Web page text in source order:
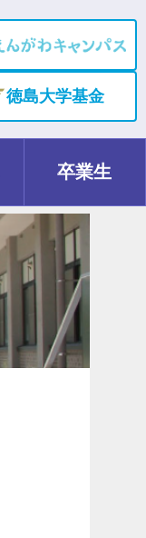
徳島大学基金
卒業生